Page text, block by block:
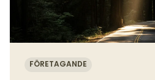
FÖRETAGANDE